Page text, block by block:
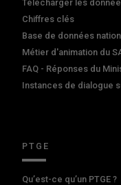
Télécharger les
Chiffres clés
Base de données
Métier d'animation du
FAQ - Réponses du
Instances de dialogue
PTGE
Qu’est-ce qu’un PTGE ?